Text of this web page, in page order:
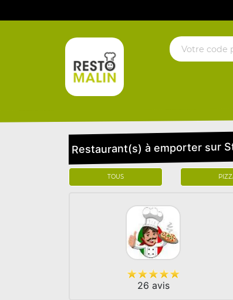
Restaurant(s) à emporter sur
TOUS
26 avis